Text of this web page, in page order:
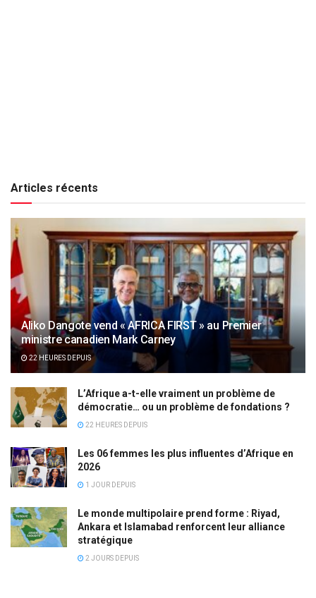
Articles récents
Aliko Dangote vend « AFRICA FIRST » au Premier
ministre canadien Mark Carney
22 HEURES DEPUIS
L’Afrique a-t-elle vraiment un problème de
démocratie… ou un problème de fondations ?
22 HEURES DEPUIS
Les 06 femmes les plus influentes d’Afrique en
2026
1 JOUR DEPUIS
Le monde multipolaire prend forme : Riyad,
Ankara et Islamabad renforcent leur alliance
stratégique
2 JOURS DEPUIS